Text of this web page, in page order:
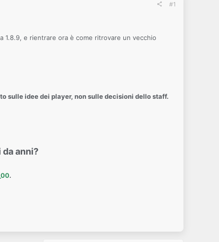
#1
1.8.9, e rientrare ora è come ritrovare un vecchio
sulle idee dei player, non sulle decisioni dello staff.
anni?
.